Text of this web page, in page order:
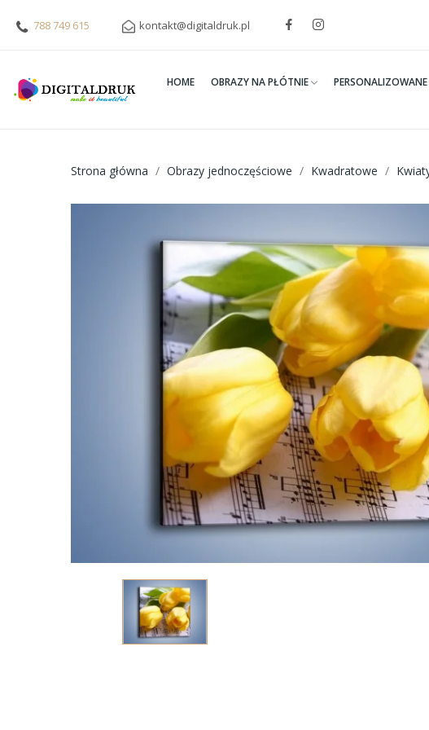
788 749 615 kontakt@digitaldruk.pl
HOME OBRAZY NA PŁÓTNIE
Strona główna Obrazy jednoczęściowe Kwadratowe